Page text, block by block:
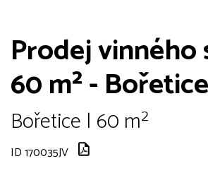
Prodej vinného
60 m² - Bořetice
Bořetice | 60 m²
ID 170035JV